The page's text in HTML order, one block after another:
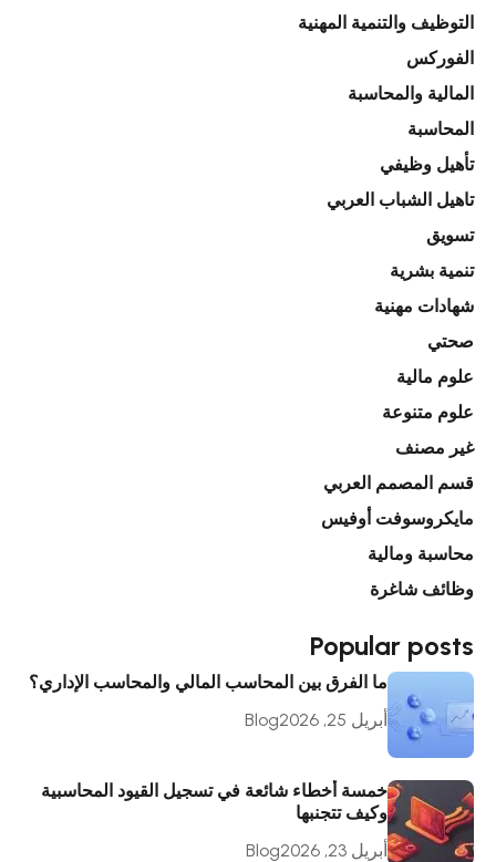
التوظيف والتنمية المهنية
الفوركس
المالية والمحاسبة
المحاسبة
تأهيل وظيفي
تاهيل الشباب العربي
تسويق
تنمية بشرية
شهادات مهنية
صحتي
علوم مالية
علوم متنوعة
غير مصنف
قسم المصمم العربي
مايكروسوفت أوفيس
محاسبة ومالية
وظائف شاغرة
Popular posts
ما الفرق بين المحاسب المالي والمحاسب الإداري؟
أبريل 25, 2026
Blog
خمسة أخطاء شائعة في تسجيل القيود المحاسبية
وكيف تتجنبها
أبريل 23, 2026
Blog